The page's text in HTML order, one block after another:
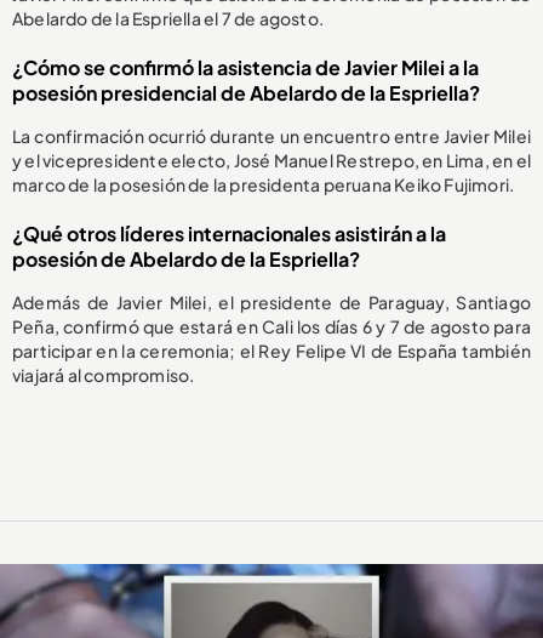
Abelardo de la Espriella el 7 de agosto.
¿Cómo se confirmó la asistencia de Javier Milei a la
posesión presidencial de Abelardo de la Espriella?
La confirmación ocurrió durante un encuentro entre Javier Milei
y el vicepresidente electo, José Manuel Restrepo, en Lima, en el
marco de la posesión de la presidenta peruana Keiko Fujimori.
¿Qué otros líderes internacionales asistirán a la
posesión de Abelardo de la Espriella?
Además de Javier Milei, el presidente de Paraguay, Santiago
Peña, confirmó que estará en Cali los días 6 y 7 de agosto para
participar en la ceremonia; el Rey Felipe VI de España también
viajará al compromiso.